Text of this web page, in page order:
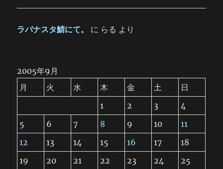
ラバナスタ鯖にて。 に らる より
2005年9月
月
火 水 木 金 土
日
1
2 3
4
5
6 7 8 9 10
11
12
13 14 15 16 17
18
19
20 21 22 23 24
25